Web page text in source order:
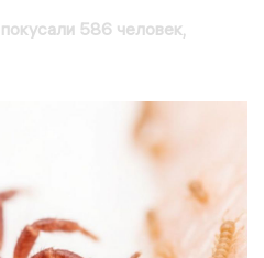
586 человек,